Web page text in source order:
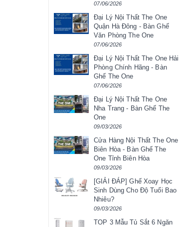
07/06/2026
Đại Lý Nội Thất The One
Quận Hà Đông - Bàn Ghế
Văn Phòng The One
07/06/2026
Đại Lý Nội Thất The One Hải
Phòng Chính Hãng - Bàn
Ghế The One
07/06/2026
Đại Lý Nội Thất The One
Nha Trang - Bàn Ghế The
One
09/03/2026
Cửa Hàng Nội Thất The One
Biên Hòa - Bàn Ghế The
One Tỉnh Biên Hòa
09/03/2026
[GIẢI ĐÁP] Ghế Xoay Học
Sinh Dùng Cho Độ Tuổi Bao
Nhiêu?
09/03/2026
TOP 3 Mẫu Tủ Sắt 6 Ngăn